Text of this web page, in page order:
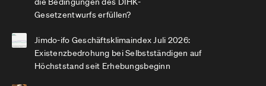
Gesetzentwurfs erfüllen?
Jimdo-ifo Geschäftsklimaindex Juli 2026:
Existenzbedrohung bei Selbstständigen auf
Höchststand seit Erhebungsbeginn